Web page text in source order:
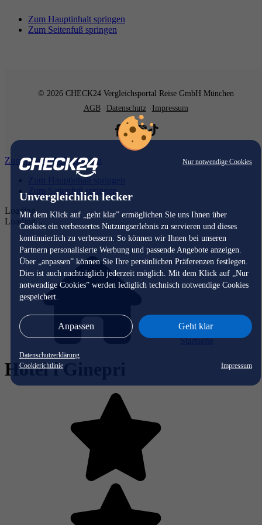
Nur notwendige Cookies
Unvergleichlich lecker
Mit dem Klick auf „geht klar” ermöglichen Sie uns Ihnen über
Cookies ein verbessertes Nutzungserlebnis zu servieren und dieses
kontinuierlich zu verbessern. So können wir Ihnen bei unseren
Partnern personalisierte Werbung und passende Angebote anzeigen.
Über „anpassen” können Sie Ihre persönlichen Präferenzen festlegen.
Dies ist auch nachträglich jederzeit möglich. Mit dem Klick auf „Nur
notwendige Cookies” werden lediglich technisch notwendige Cookies
gespeichert.
Anpassen Geht klar
Datenschutzerklärung
Cookierichtlinie
Impressum
Zum Hauptinhalt springen
Zum Seitenfuß springen
© 2026 CHECK24 Vergleichsportal Reise GmbH München
AGB
Datenschutz Impressum
Zum Hauptinhalt springen
Zum Hauptinhalt springen
Zum Seitenfuß springen
Loading...
Loading...
Startseite
Hotel i Ginepri